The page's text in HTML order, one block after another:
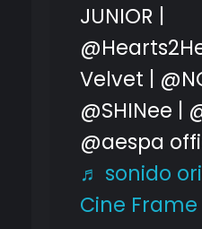
JUNIOR |
Velvet |
@SHINee |
@aespa
♬ sonido
Cine Frame